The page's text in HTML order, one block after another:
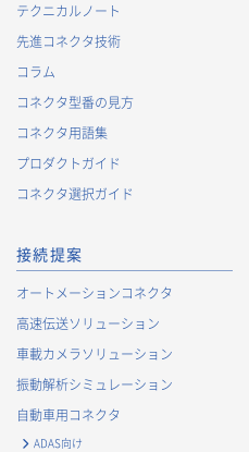
的は、次の通りです。当社
すると合理的に認められる範
た場合には、変更された利用
ご案内のため
ン、イベント開催案内等の情報
上のため
管理するため
実施するため
て対応するため
のため
社・団体・官公庁の方に関す
テクニカルノート
先進コネクタ技術
コラム
コネクタ型番の見方
コネクタ用語集
プロダクトガイド
コネクタ選択ガイド
接続提案
オートメーションコネクタ
高速伝送ソリューション
車載カメラソリューション
振動解析シミュレーション
自動車用コネクタ
ADAS向け